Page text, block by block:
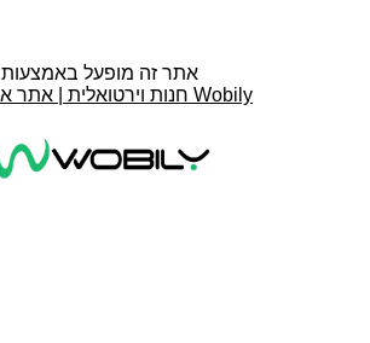
אתר זה מופעל באמצעות
חנות וירטואלית | אתר אינטרנט Wobily